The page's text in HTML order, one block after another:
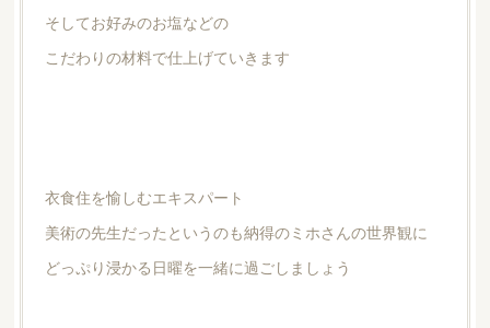
そしてお好みのお塩などの
こだわりの材料で仕上げていきます
衣食住を愉しむエキスパート
美術の先生だったというのも納得のミホさんの世界観に
どっぷり浸かる日曜を一緒に過ごしましょう